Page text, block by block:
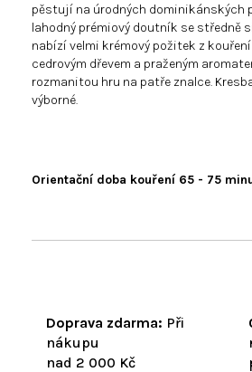
Doprava zdarma: Při
nákupu
nad 2 000 Kč
pěstují na úrodných dominikánských
lahodný prémiový doutník se středně
nabízí velmi krémový požitek z
cedrovým dřevem a praženým
rozmanitou hru na patře znalce.
výborné.
Orientační doba kouření 65 - 75